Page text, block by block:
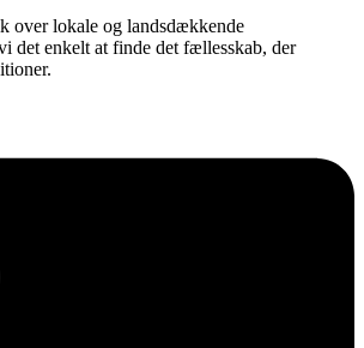
over lokale og landsdækkende
det enkelt at finde det fællesskab, der